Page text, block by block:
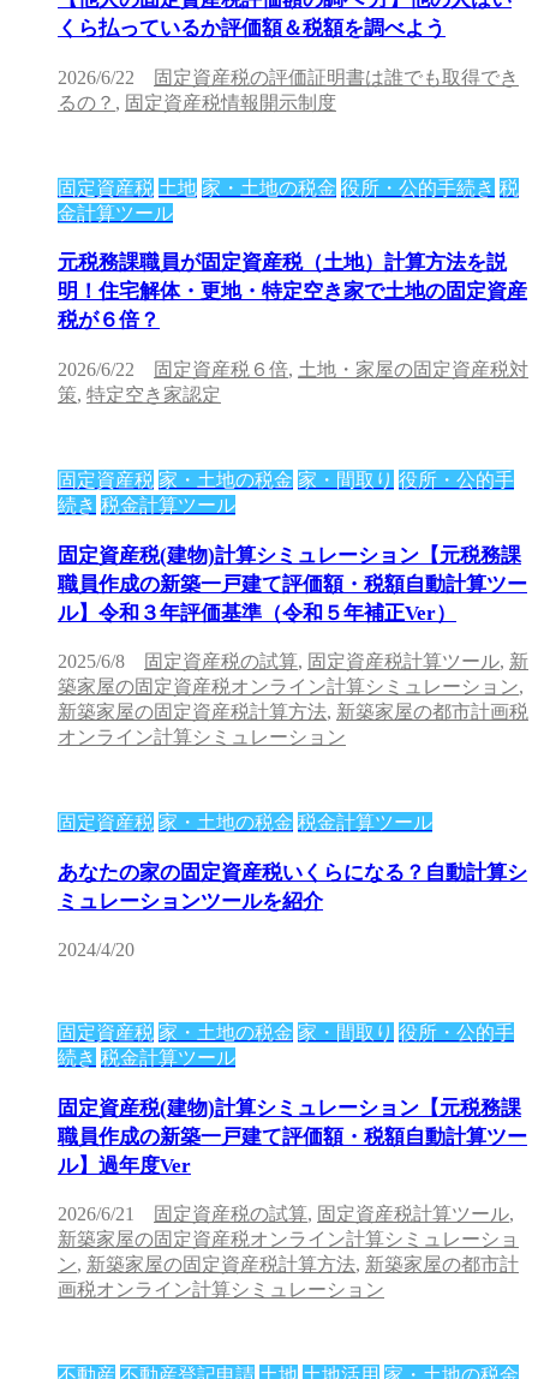
くら払っているか評価額＆税額を調べよう
2026/6/22
固定資産税の評価証明書は誰でも取得でき
るの？ , 固定資産税情報開示制度
固定資産税 土地 家・土地の税金 役所・公的手続き 税
金計算ツール
元税務課職員が固定資産税（土地）計算方法を説
明！住宅解体・更地・特定空き家で土地の固定資産
税が６倍？
2026/6/22 固定資産税６倍, 土地・家屋の固定資産税対
策, 特定空き家認定
固定資産税 家・土地の税金 家・間取り 役所・公的手
続き 税金計算ツール
固定資産税(建物)計算シミュレーション【元税務課
職員作成の新築一戸建て評価額・税額自動計算ツー
ル】令和３年評価基準（令和５年補正Ver）
2025/6/8 固定資産税の試算, 固定資産税計算ツール, 新
築家屋の固定資産税オンライン計算シミュレーション,
新築家屋の固定資産税計算方法, 新築家屋の都市計画税
オンライン計算シミュレーション
固定資産税 家・土地の税金 税金計算ツール
あなたの家の固定資産税いくらになる？自動計算シ
ミュレーションツールを紹介
2024/4/20
固定資産税 家・土地の税金 家・間取り 役所・公的手
続き 税金計算ツール
固定資産税(建物)計算シミュレーション【元税務課
職員作成の新築一戸建て評価額・税額自動計算ツー
ル】過年度Ver
2026/6/21 固定資産税の試算, 固定資産税計算ツール,
新築家屋の固定資産税オンライン計算シミュレーショ
ン, 新築家屋の固定資産税計算方法, 新築家屋の都市計
画税オンライン計算シミュレーション